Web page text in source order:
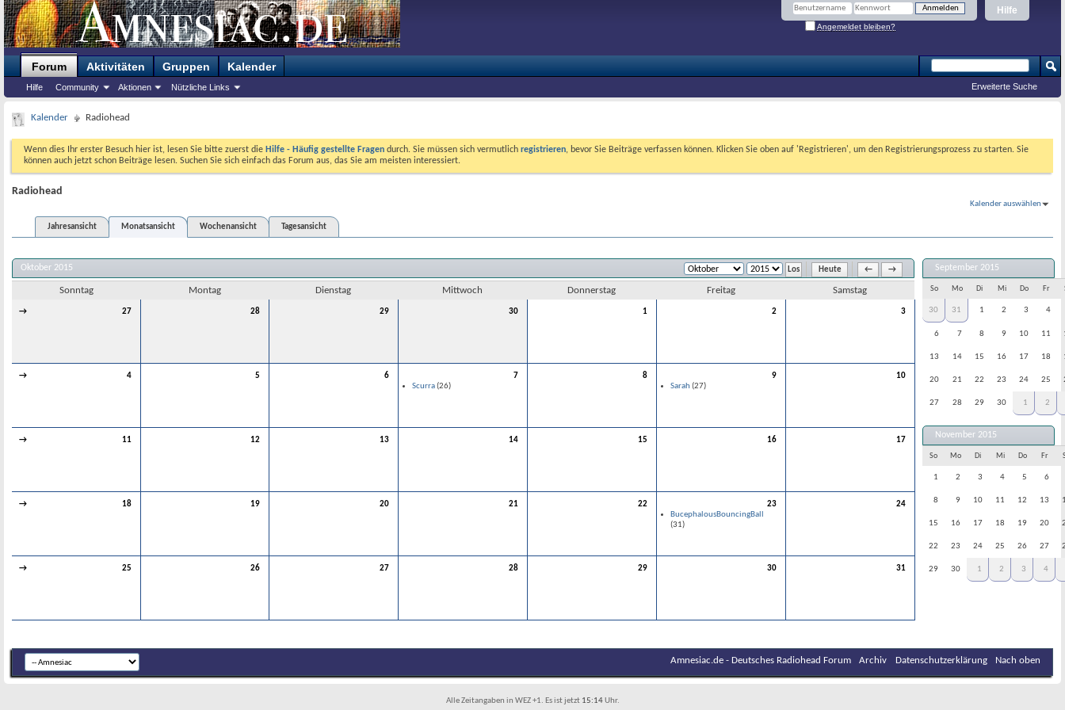
Hilfe
Angemeldet bleiben?
Forum
Hilfe Community Aktionen Nützliche Links
Aktivitäten Gruppen Kalender
Erweiterte Suche
Kalender Radiohead
Wenn dies Ihr erster Besuch hier ist, lesen Sie bitte zuerst die Hilfe - Häufig gestellte Fragen durch. Sie müssen sich vermutlich registrieren, bevor Sie Beiträge verfassen können. Klicken Sie oben auf 'Registrieren', um den Registrierungsprozess zu starten. Sie
können auch jetzt schon Beiträge lesen. Suchen Sie sich einfach das Forum aus, das Sie am meisten interessiert.
Radiohead
Kalender auswählen
Jahresansicht Monatsansicht Wochenansicht Tagesansicht
Heute ← →
Oktober 2015
Sonntag Montag Dienstag Mittwoch Donnerstag Freitag Samstag
→ 27 28 29 30 1 2 3
→ 4 5 6
7
Scurra(26)
8
9
Sarah (27)
10
→ 11 12 13 14 15 16 17
→ 18 19 20 21 22
23
BucephalousBouncingBall
(31)
24
→ 25 26 27 28 29 30 31
September 2015
So Mo Di Mi Do Fr
30 31 1 2 3 4
6 7 8 9 10 11
13 14 15 16 17 18
20 21 22 23 24 25
27 28 29 30 1 2
November 2015
So Mo Di Mi Do Fr
1 2 3 4 5 6
8 9 10 11 12 13
15 16 17 18 19 20
22 23 24 25 26 27
29 30 1 2 3 4
Amnesiac.de - Deutsches Radiohead Forum Archiv Datenschutzerklärung Nach oben
Alle Zeitangaben in WEZ +1. Es ist jetzt 15:14Uhr.